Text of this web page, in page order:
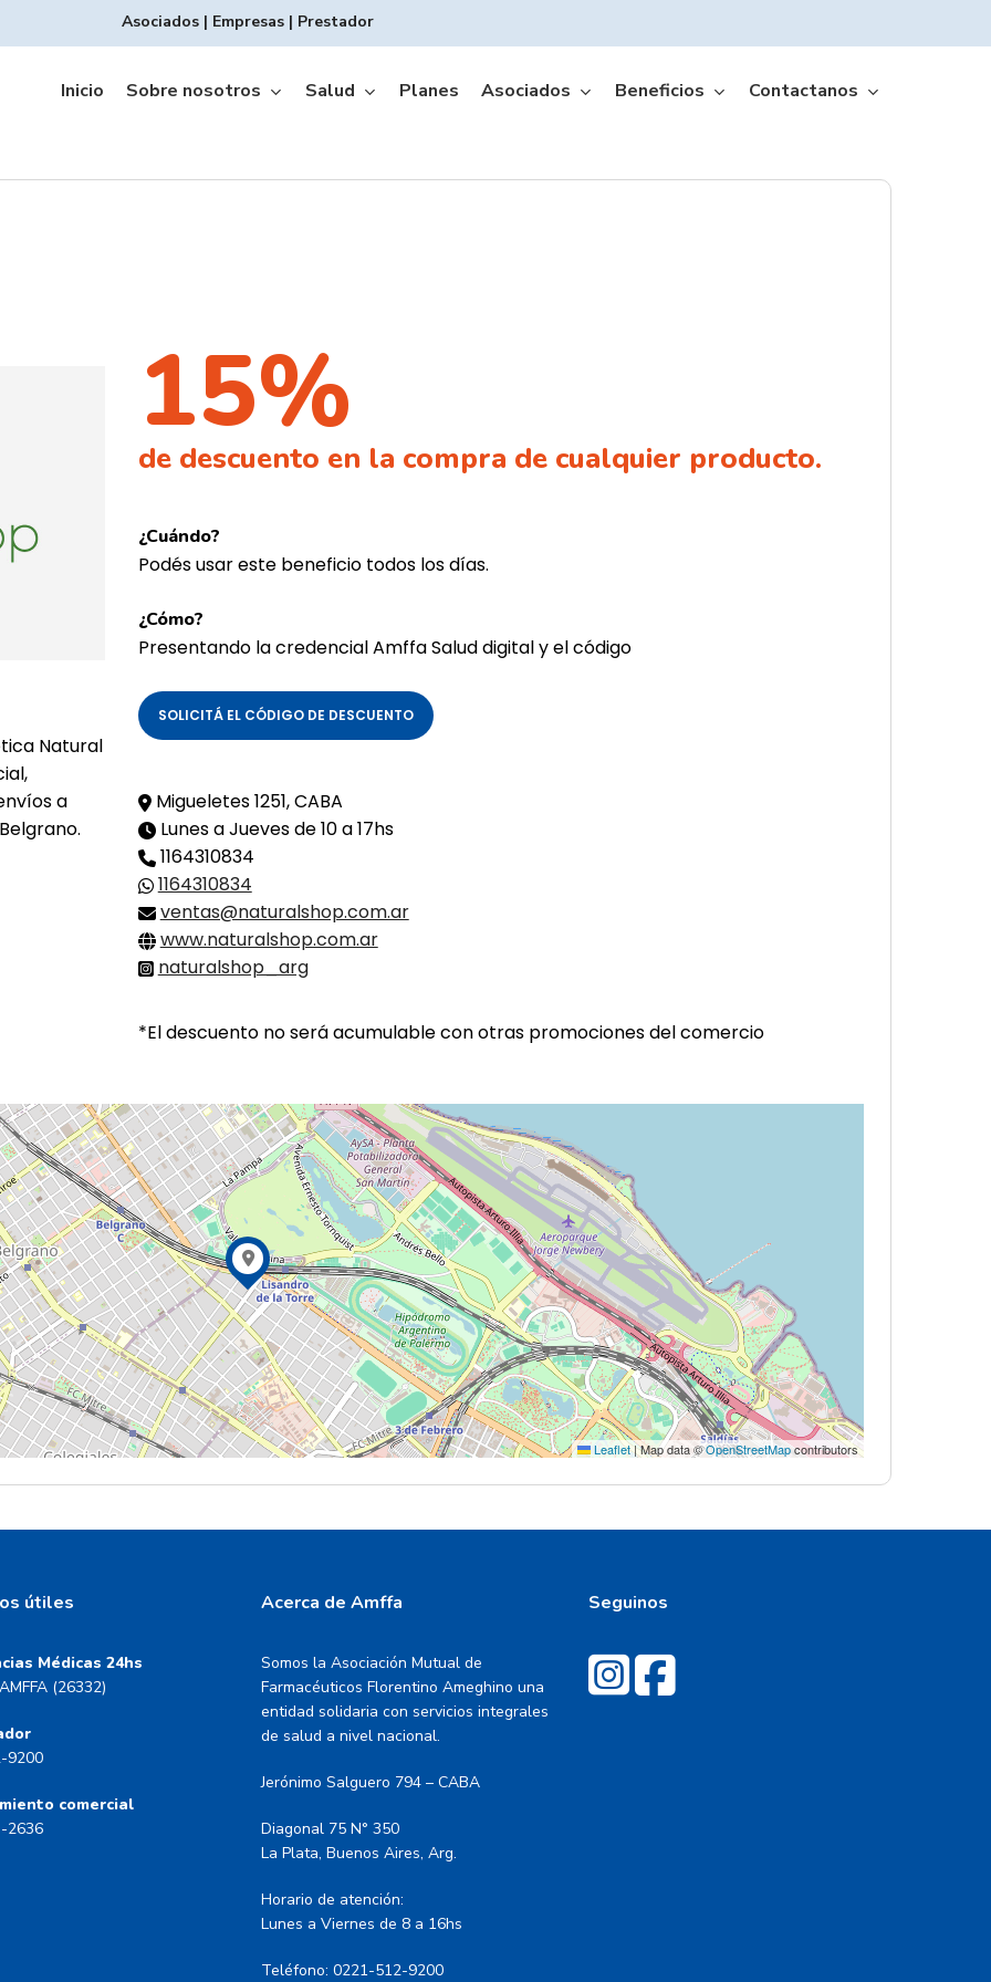
Asociados| Empresas| Prestador
Inicio Sobre nosotros Salud Planes Asociados
Copagos INTEGRAL
Beneficios Contactanos
Natural
a
15%
de descuento en la compra de cualquier producto.
¿Cuándo?
Podés usar este beneficio todos los días.
¿Cómo?
Presentando la credencial Amffa Salud digital y el código
SOLICITÁ EL CÓDIGO DE DESCUENTO
Migueletes 1251, CABA
Lunes a Jueves de 10 a 17hs
1164310834
1164310834
ventas@naturalshop.com.ar
www.naturalshop.com.ar
naturalshop_arg
*El descuento no será acumulable con otras promociones del comercio
Leaflet|Map data ©OpenStreetMapcontributors
útiles
Médicas 24hs
(26332)
9200
comercial
2636
Acerca de Amffa
Somos la Asociación Mutual de
Farmacéuticos Florentino Ameghino una
entidad solidaria con servicios integrales
de salud a nivel nacional.
Jerónimo Salguero 794 – CABA
Diagonal 75 N° 350
La Plata, Buenos Aires, Arg.
Horario de atención:
Lunes a Viernes de 8 a 16hs
Teléfono: 0221-512-9200
Seguinos